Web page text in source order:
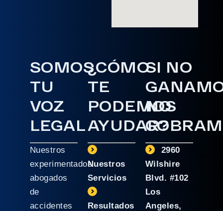
SOMOS
TU
VOZ
LEGAL
Nuestros
experimentados
abogados
de
accidentes
¿CÓMO
TE
PODEMOS
AYUDAR?
Nuestros
Servicios
Resultados
SI NO
NO
2960
Wilshire
Blvd. #102
Los
Angeles,